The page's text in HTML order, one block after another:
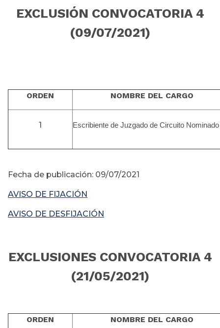
EXCLUSIÓN CONVOCATORIA 4
(09/07/2021)
ORDEN NOMBRE DEL CARGO
1 Escribiente de Juzgado de Circuito Nominado
Fecha de publicación: 09/07/2021
AVISO DE FIJACIÓN
AVISO DE DESFIJACIÓN
EXCLUSIONES CONVOCATORIA 4
(21/05/2021)
ORDEN NOMBRE DEL CARGO